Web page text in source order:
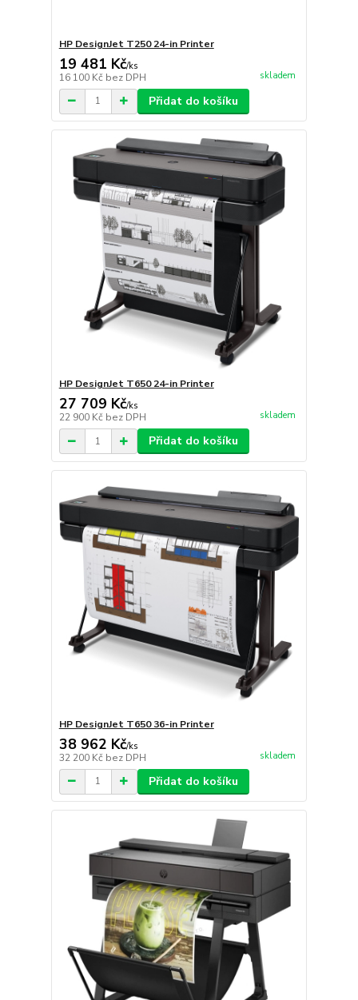
HP DesignJet T250 24-in Printer
19 481 Kč/ks
16 100 Kč bez DPH skladem
Přidat do košíku
HP DesignJet T650 24-in Printer
27 709 Kč/ks
22 900 Kč bez DPH skladem
Přidat do košíku
HP DesignJet T650 36-in Printer
38 962 Kč/ks
32 200 Kč bez DPH skladem
Přidat do košíku